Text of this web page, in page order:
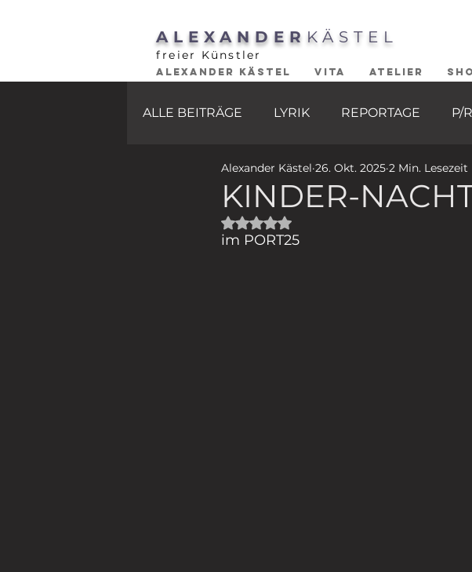
ALEXANDER KÄSTEL
freier Künstler
ALEXANDER KÄSTEL VITA ATELIER
ALLE BEITRÄGE LYRIK REPORTAGE P/
KINDER-
Alexander Kästel 26. Okt. 2025 2 Min. Lesezeit
Mit NaN von 5 Sternen bewertet.
im PORT25